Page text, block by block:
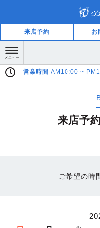
来店予約 お
営業時間AM10:00 ~
来店予
ご希望の時